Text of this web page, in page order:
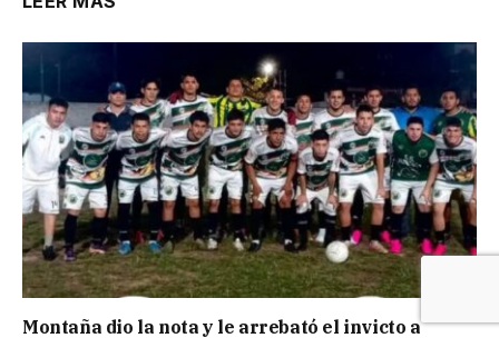
Montaña dio la nota y le arrebató el invicto a